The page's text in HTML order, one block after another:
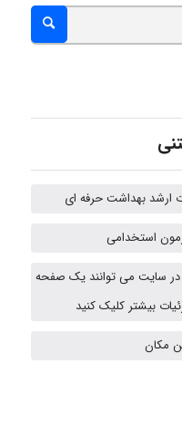
fatima
استخدامی
سایت می توانند یک صفحه
بیشتر کلیک کنید
مکان